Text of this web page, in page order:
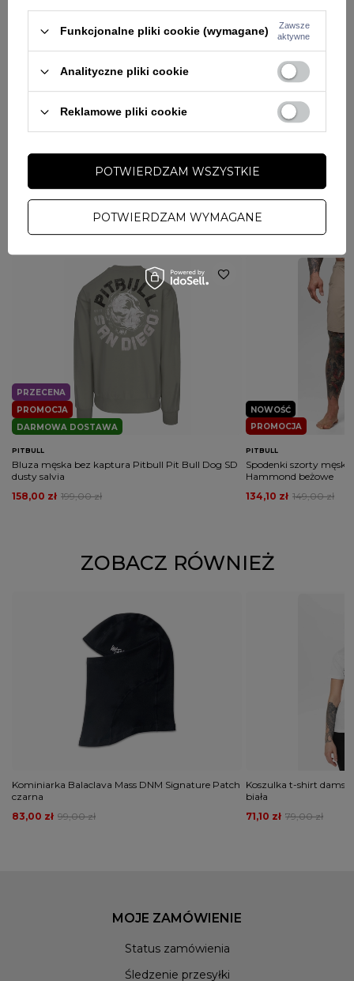
Całość anatomicznie dopasowana do Twojego ciała.
Elastyczny materiał zapobiega podrażnieniu skóry podczas
Płaskie elastyczne szwy umożliwiają pełny zakres
Octagon
Kolor
PŁEĆ MĘŻCZYZNA
Potwierdź obecność oznaczeń lub etykiet
wymaganych przepisami
nie
PYTANIA O PRODUKT
ZADAJ PYTANIE
WYBRANE DLA CIEBIE
PROMOCJA
PRZECENA
DARMOWA DOSTAWA
PITBULL
Bluza męska bez kaptura Pitbull Pit Bull Dog SD
dusty salvia
199,00 zł
158,00 zł
PROMOCJA
NOWOŚĆ
PITBULL
Spodenki szorty
Hammond beżowe
149,00 zł
134,10 zł
ZOBACZ RÓWNIEŻ
Kominiarka Balaclava Mass DNM Signature Patch
czarna
99,00 zł
83,00 zł
Koszulka t-shirt
biała
79,00 zł
71,10 zł
MOJE ZAMÓWIENIE
Status zamówienia
Śledzenie przesyłki
Funkcjonalne pliki cookie (wymagane)
Zawsze
aktywne
Analityczne pliki cookie
Reklamowe pliki cookie
POTWIERDZAM WYMAGANE
POTWIERDZAM WSZYSTKIE